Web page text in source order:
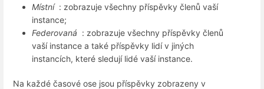
Místní : zobrazuje všechny příspěvky členů vaší
instance;
Federovaná : zobrazuje všechny příspěvky členů
vaší instance a také příspěvky lidí v jiných
instancích, které sledují lidé vaší instance.
Na každé časové ose jsou příspěvky zobrazeny v